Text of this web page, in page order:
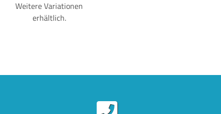
Weitere Variationen
erhältlich.